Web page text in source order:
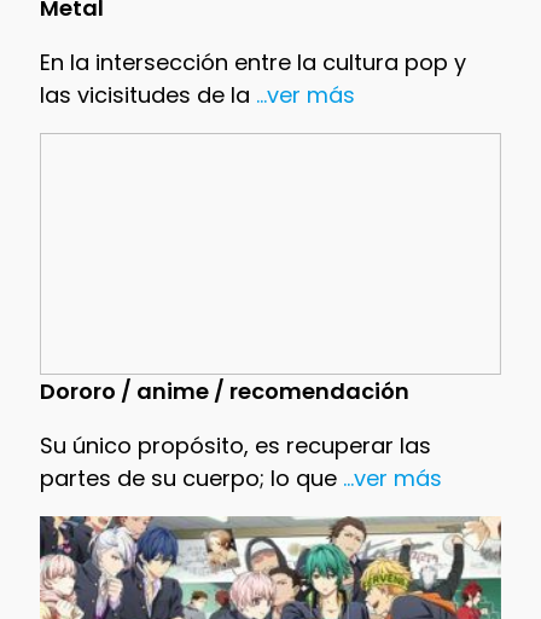
Metal
En la intersección entre la cultura pop y
las vicisitudes de la ...ver más
Dororo / anime / recomendación
Su único propósito, es recuperar las
partes de su cuerpo; lo que...ver más